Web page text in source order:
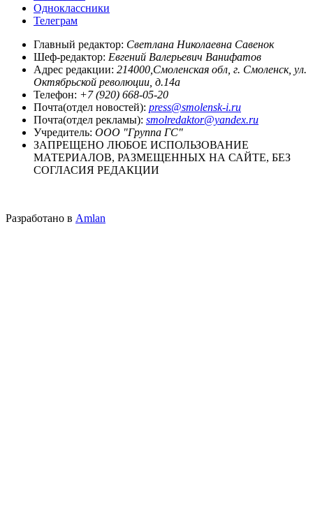
Одноклассники
Телеграм
Главный редактор: Светлана Николаевна Савенок
Шеф-редактор: Евгений Валерьевич Ванифатов
Адрес редакции: 214000,Смоленская обл, г. Смоленск, ул.
Октябрьской революции, д.14а
Телефон: +7 (920) 668-05-20
Почта(отдел новостей): press@smolensk-i.ru
Почта(отдел рекламы): smolredaktor@yandex.ru
Учредитель: ООО "Группа ГС"
ЗАПРЕЩЕНО ЛЮБОЕ ИСПОЛЬЗОВАНИЕ
МАТЕРИАЛОВ, РАЗМЕЩЕННЫХ НА САЙТЕ, БЕЗ
СОГЛАСИЯ РЕДАКЦИИ
Разработано в Amlan